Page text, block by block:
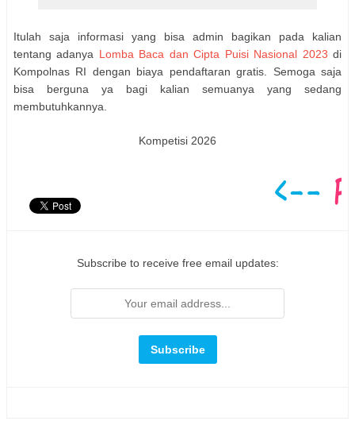
Itulah saja informasi yang bisa admin bagikan pada kalian
tentang adanya Lomba Baca dan Cipta Puisi Nasional 2023 di
Kompolnas RI dengan biaya pendaftaran gratis. Semoga saja
bisa berguna ya bagi kalian semuanya yang sedang
membutuhkannya.
Kompetisi 2026
Subscribe to receive free email updates: